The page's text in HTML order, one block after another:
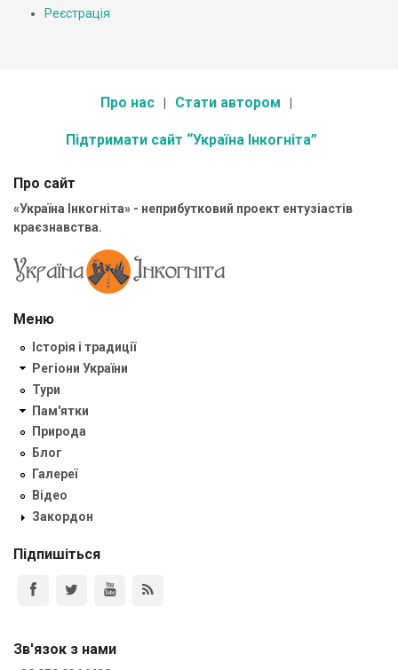
Реєстрація
Про нас Стати автором
Підтримати сайт “Україна Інкогніта”
Про сайт
«Україна Інкогніта» - неприбутковий проект ентузіастів
краєзнавства.
Меню
Історія і традиції
Регіони України
Тури
Пам'ятки
Природа
Блог
Галереї
Відео
Закордон
Підпишіться
Зв'язок з нами